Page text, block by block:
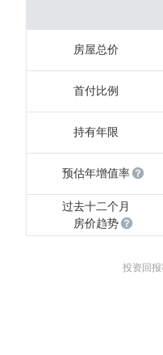
房屋总价
首付比例
持有年限
预估年增值率
过去十二个月
房价趋势
投资回